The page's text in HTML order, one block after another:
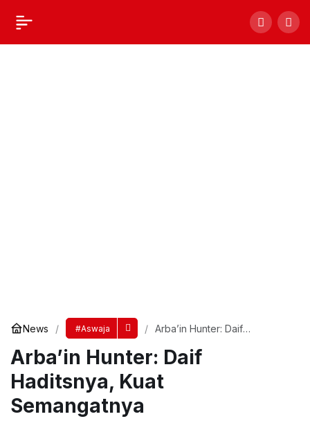
News #Aswaja
Arba’in Hunter: Daif
Arba’in Hunter: Daif
Haditsnya, Kuat
Semangatnya